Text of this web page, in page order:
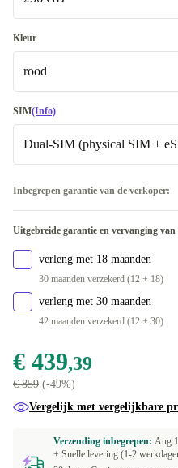
128 GB
256 GB
512 GB
Kleur
rood
blauw
paars
wit
geel
SIM(Info)
Dual-SIM (physical SIM +
Beschikbaar in andere configuraties
Dual-SIM (2 eSIMs)
Inbegrepen garantie van de verkoper:
Uitgebreide garantie en vervanging
verleng met 18 maanden
30 maanden verzekerd (12 + 18)
verleng met 30 maanden
42 maanden verzekerd (12 + 30)
€ 439,39
€ 859 (-49%)
Vergelijk met vergelijkbare
Verzending inbegrepen: Aug
+ Snelle levering (1-2